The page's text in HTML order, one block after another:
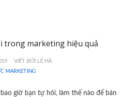
trong marketing hiệu quả
VIẾT BỞI LÊ HÀ
MARKETING
giờ bạn tự hỏi, làm thế nào để bán